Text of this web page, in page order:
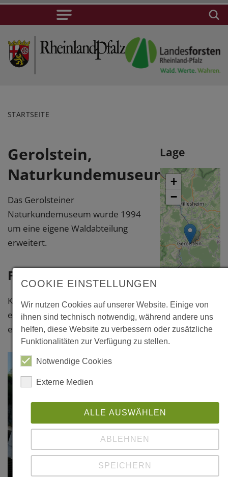
STARTSEITE
Gerolstein,
Naturkundemuseum
Das Gerolsteiner
Naturkundemuseum wurde 1994
um eine eigene Waldabteilung
erweitert.
Fotos
Klicken Sie bitte auf das Foto, um
eine vergrößerte Darstellung zu
erhalten.
Lage
+
−
Leaflet|©
OpenStreetMap
contributors
Gerolstein,
Gerolstein
Daun
COOKIE EINSTELLUNGEN
Wir nutzen Cookies auf unserer Website. Einige von
ihnen sind technisch notwendig, während andere uns
helfen, diese Website zu verbessern oder zusätzliche
Funktionalitäten zur Verfügung zu stellen.
Notwendige Cookies
Externe Medien
ALLE AUSWÄHLEN
ABLEHNEN
SPEICHERN